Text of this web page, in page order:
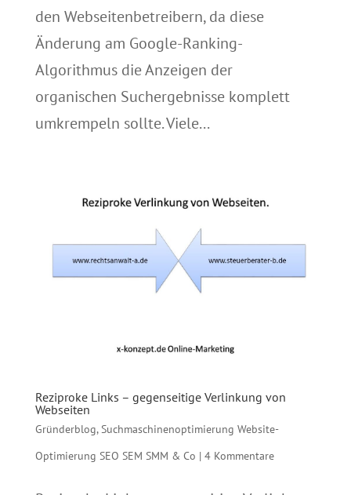
den Webseitenbetreibern, da diese
Änderung am Google-Ranking-
Algorithmus die Anzeigen der
organischen Suchergebnisse komplett
umkrempeln sollte. Viele...
Reziproke Links – gegenseitige Verlinkung von
Webseiten
Gründerblog,Suchmaschinenoptimierung Website-
Optimierung SEO SEM SMM & Co | 4 Kommentare